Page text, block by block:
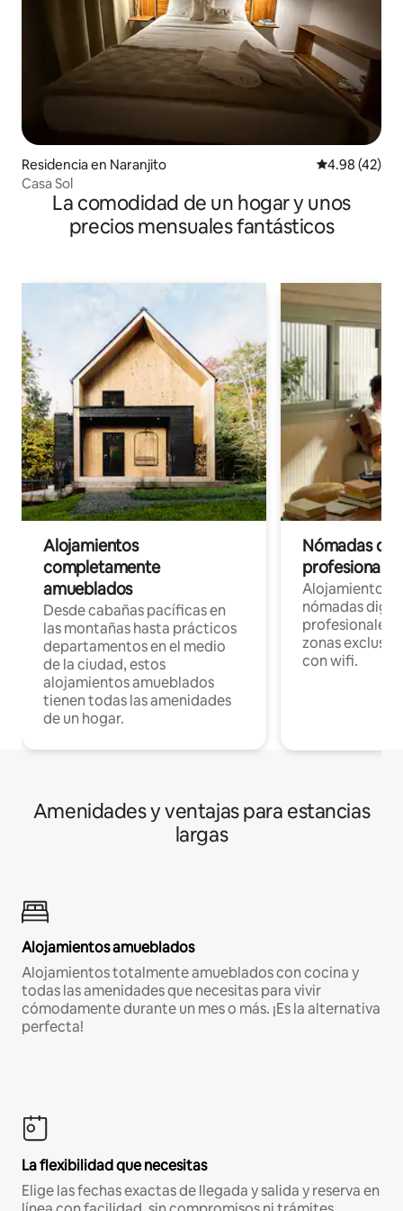
Residencia en Naranjito Calificación
4.98 (42)
Casa Sol
La comodidad de un hogar y unos
precios mensuales fantásticos
Alojamientos
completamente
amueblados
Desde cabañas pacíficas en
las montañas hasta prácticos
departamentos en el medio
de la ciudad, estos
alojamientos amueblados
tienen todas las amenidades
de un hogar.
Nómadas
Alojamientos
nómadas
profesionales
zonas
con wifi.
Amenidades y ventajas para estancias
largas
Alojamientos amueblados
Alojamientos totalmente amueblados con cocina y
todas las amenidades que necesitas para vivir
cómodamente durante un mes o más. ¡Es la alternativa
perfecta!
La flexibilidad que necesitas
Elige las fechas exactas de llegada y salida y reserva en